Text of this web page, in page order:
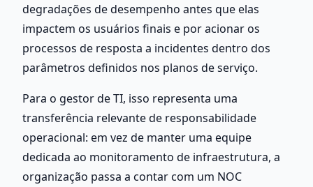
degradações de desempenho antes que elas
impactem os usuários finais e por acionar os
processos de resposta a incidentes dentro dos
parâmetros definidos nos planos de serviço.
Para o gestor de TI, isso representa uma
transferência relevante de responsabilidade
operacional: em vez de manter uma equipe
dedicada ao monitoramento de infraestrutura, a
organização passa a contar com um NOC